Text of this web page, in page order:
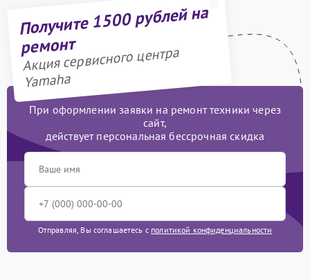
Получите 1500 рублей на
ремонт
Акция сервисного центра
Yamaha
При оформлении заявки на ремонт техники через
сайт,
действует персональная бессрочная скидка
Отправляя, Вы соглашаетесь с политикой конфиденциальности